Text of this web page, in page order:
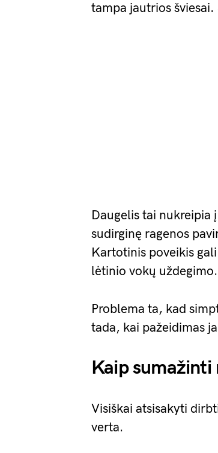
tampa jautrios
Daugelis tai nukreipia
sudirginę ragenos
Kartotinis poveikis
lėtinio vokų uždegimo.
Problema ta, kad
tada, kai pažeidimas
Kaip sumažinti
Visiškai atsisakyti
verta.